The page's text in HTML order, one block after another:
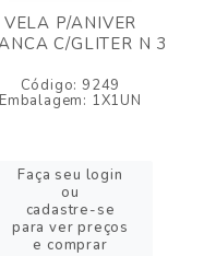
VELA P/ANIVER
C/GLITER N 3
Código: 9249
Embalagem: 1X1UN
Faça seu login
ou
cadastre-se
para ver preços
e comprar